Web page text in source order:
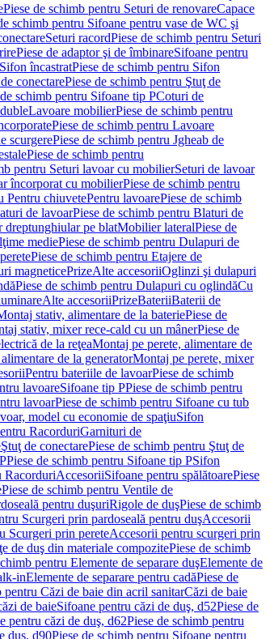
Piese de schimb pentru Seturi de renovareCapace
schimb pentru Sifoane pentru vase de WC şi
Seturi racordPiese de schimb pentru Seturi
Piese de adaptor şi de îmbinareSifoane pentru
Sifon încastratPiese de schimb pentru Sifon
conectarePiese de schimb pentru Ştuţ de
schimb pentru Sifoane tip PCoturi de
Lavoare mobilierPiese de schimb pentru
Piese de schimb pentru Lavoare
scurgerePiese de schimb pentru Jgheab de
Piese de schimb pentru
pentru Seturi lavoar cu mobilierSeturi de lavoar
încorporat cu mobilierPiese de schimb pentru
Pentru chiuvetePentru lavoarePiese de schimb
de lavoarPiese de schimb pentru Blaturi de
dreptunghiular pe blatMobilier lateralPiese de
mediePiese de schimb pentru Dulapuri de
Piese de schimb pentru Etajere de
magneticePrizeAlte accesoriiOglinzi şi dulapuri
Piese de schimb pentru Dulapuri cu oglindăCu
Alte accesoriiPrizeBateriiBaterii de
stativ, alimentare de la bateriePiese de
stativ, mixer rece-cald cu un mânerPiese de
de la reţeaMontaj pe perete, alimentare de
de la generatorMontaj pe perete, mixer
Pentru bateriile de lavoarPiese de schimb
lavoareSifoane tip PPiese de schimb pentru
lavoarPiese de schimb pentru Sifoane cu tub
model cu economie de spaţiuSifon
RacorduriGarnituri de
Ştuţ de conectarePiese de schimb pentru Ştuţ de
Piese de schimb pentru Sifoane tip PSifon
RacorduriAccesoriiSifoane pentru spălătoarePiese
Piese de schimb pentru Ventile de
pentru duşuriRigole de duşPiese de schimb
Scurgeri prin pardoseală pentru duşAccesorii
Scurgeri prin pereteAccesorii pentru scurgeri prin
de duş din materiale compozitePiese de schimb
pentru Elemente de separare duşElemente de
inElemente de separare pentru cadăPiese de
pentru Căzi de baie din acril sanitarCăzi de baie
de baieSifoane pentru căzi de duş, d52Piese de
pentru căzi de duş, d62Piese de schimb pentru
duş, d90Piese de schimb pentru Sifoane pentru